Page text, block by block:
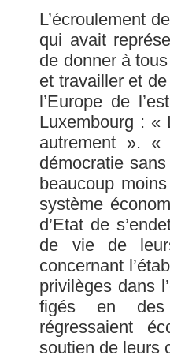
L’écroulement
qui avait
de donner à
et travailler et
l’Europe de
Luxembourg : «
autrement ».
démocratie
beaucoup
système
d’Etat de
de vie de
concernant
privilèges dans
figés en des
régressaient
soutien de leurs